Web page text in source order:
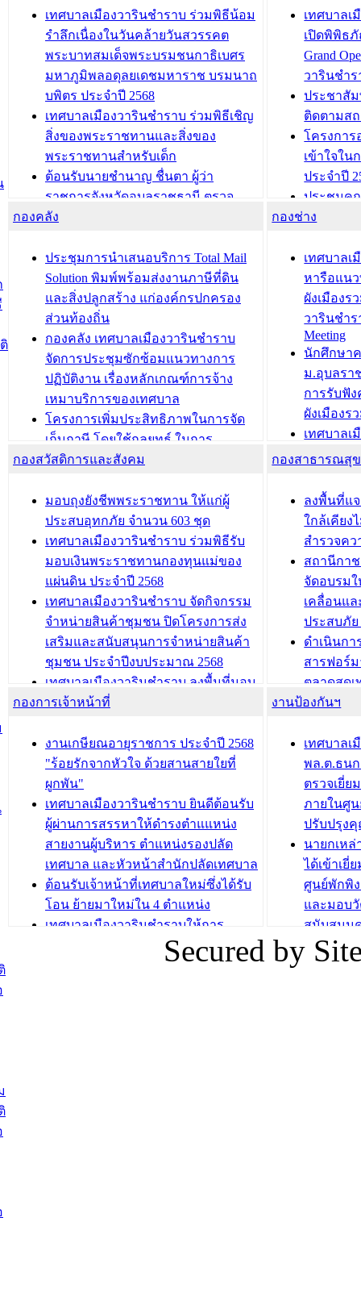
เทศบาลเมืองวารินชำราบ ร่วมพิธีน้อม
รำลึกเนื่องในวันคล้ายวันสวรรคต
พระบาทสมเด็จพระบรมชนกาธิเบศร
มหาภูมิพลอดุลยเดชมหาราช บรมนาถ
บพิตร ประจำปี 2568
เทศบาลเมืองวารินชำราบ ร่วมพิธีเชิญ
สิ่งของพระราชทานและสิ่งของ
พระราชทานสำหรับเด็ก
ต้อนรับนายชำนาญ ชื่นตา ผู้ว่า
ราชการจังหวัดอุบลราชธานี ตรวจ
ความเรียบร้อยของสถานที่ในการเตรี
องคมนตรี
สำนักทะเบียนท้องถิ่นเทศบาลเมือง
วารินชำราบ ดำเนินการมอบทะเบียน
บ้าน ทร.14 และบัตรประจำตัว
ประชาชนบุคคลประเภท 8 แก่บุคคลที่
ได้รับการเพิ่มชื่อในทะเบียนบ้าน
(ท.ร.14) กรณีคนไม่มีสัญชาติไทยได้รับ
อนุญาตให้มีถิ่นที่อยู่
ประชุมคณะกรรมการประเมินผลการ
ควบคุมภายในของ สำนัก/กอง/
โรงเรียน/ศูนย์พัฒนาเด็กเล็ก/สถานธนา
บทความ อื่นๆ ...
เทศบาลเ
เปิดพิพิธภั
Grand
วารินชำร
ประชาสัม
ติดตามส
โครงกา
เข้าใจใน
ประจำปี
ประชุมค
ความเสี่ย
ประชุมที
ชีวา สร้า
ขับเคลื่อน
“เมืองแห่
บทความ อื่นๆ ...
กองคลัง
ประชุมการนำเสนอบริการ Total Mail
Solution พิมพ์พร้อมส่งงานภาษีที่ดิน
และสิ่งปลูกสร้าง แก่องค์กรปกครอง
ส่วนท้องถิ่น
กองคลัง เทศบาลเมืองวารินชำราบ
จัดการประชุมซักซ้อมแนวทางการ
ปฏิบัติงาน เรื่องหลักเกณฑ์การจ้าง
เหมาบริการของเทศบาล
โครงการเพิ่มประสิทธิภาพในการจัด
เก็บภาษี โดยใช้กลยุทธ์ ในการ
พัฒนาการจัดเก็บรายได้ ประจำปี พ.ศ.
เทศบาลเมืองวารินชำราบ ร่วมการ
ประชุมวิชาการระดับนานาชาติและ
นิทรรศการด้านนวัตกรรมท้องถิ่น 2568
และรับรางวัลทีมนักวิจัยดีเด่นจาก
นวัตกรรมโครงการทะเบียนภาษีป้าย
ประชุมผู้เช่าอาคารพาณิชย์ บริเวณ
ถนนเกษมสุขและถนนประทุมเทพภักดี
บทความ อื่นๆ ...
กองช่าง
เทศบาลเ
หารือแน
ผังเมืองร
วารินชำร
Meeting
นักศึกษา
ม.อุบลรา
การรับฟั
ผังเมืองร
เทศบาลเ
โครงการ
เทศบาล
รับฟังคว
ผังเมือง
วารินชำ
เทศบาล
ซักซ้อมแ
ประโยช
บทความ อื่นๆ ...
กองสวัสดิการและสังคม
มอบถุงยังชีพพระราชทาน ให้แก่ผู้
ประสบอุทกภัย จำนวน 603 ชุด
เทศบาลเมืองวารินชำราบ ร่วมพิธีรับ
มอบเงินพระราชทานกองทุนแม่ของ
แผ่นดิน ประจำปี 2568
เทศบาลเมืองวารินชำราบ จัดกิจกรรม
จำหน่ายสินค้าชุมชน ปิดโครงการส่ง
เสริมและสนับสนุนการจำหน่ายสินค้า
ชุมชน ประจำปีงบประมาณ 2568
เทศบาลเมืองวารินชำราบ ลงพื้นที่มอบ
น้ำดื่มแก่ผู้พักอาศัย ณ ศูนย์พักพิง
กองสวัสดิการสังคม เทศบาลเมือง
วารินชำราบ จัดโครงการอบรมอาชีพ
ระยะสั้น ประจำปี 2568 (หลักสูตรการ
ถักทอผลิตภัณฑ์จากถุงพลาสติก)
บทความ อื่นๆ ...
กองสาธารณสุ
ลงพื้นที่แ
ใกล้เคียง
สำรวจค
สถานีกา
จัดอบรม
เคลื่อนแ
ประสบภั
ดำเนินกา
สารฟอร์
ตลาดสดเ
วารินชำร
ถนนแก่เ
เด็กเล็ก
เทศบาลเ
ปรึกษาห
วัยของอ
บทความ อื่นๆ ...
กองการเจ้าหน้าที่
งานเกษียณอายุราชการ ประจำปี 2568
"ร้อยรักจากหัวใจ ด้วยสานสายใยที่
ผูกพัน"
เทศบาลเมืองวารินชำราบ ยินดีต้อนรับ
ผู้ผ่านการสรรหาให้ดำรงตำแแหน่ง
สายงานผู้บริหาร ตำแหน่งรองปลัด
เทศบาล และหัวหน้าสำนักปลัดเทศบาล
ต้อนรับเจ้าหน้าที่เทศบาลใหม่ซึ่งได้รับ
โอน ย้ายมาใหม่ใน 4 ตำแหน่ง
เทศบาลเมืองวารินชำราบให้การ
ต้อนรับพนักงานเทศบาลผู้ผ่านการ
สรรหาให้ดำรงตำแหน่งสายงานผู้
งานป้องกันฯ
เทศบาลเ
พล.ต.ธน
ตรวจเยี่ย
ภายในศู
ปรับปรุง
นายกเห
ได้เข้าเยี่
ศูนย์พักพิ
และมอบ
สนับสนุน
ภัยน้ำท่วม
ภาพบรร
Secured by